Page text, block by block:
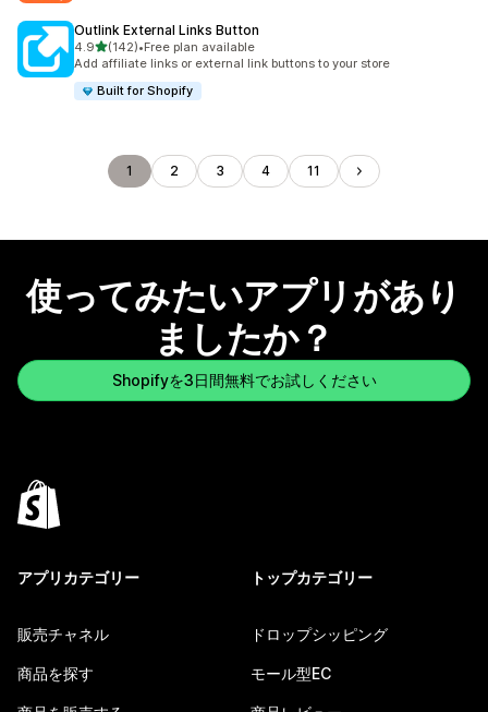
Outlink External Links Button
4.95つ星中
(142)
合計レビュー数：142件
•Free plan available
Add affiliate links or external link buttons to your store
Built for Shopify
1 2 3 4 11
使ってみたいアプリがあり
ましたか？
Shopifyを3日間無料でお試しください
アプリカテゴリー
販売チャネル
商品を探す
トップカテゴリー
ドロップシッピング
モール型EC